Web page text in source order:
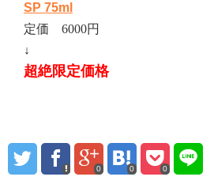
SP 75ml
定価 6000円
↓
超絶限定価格
0 0 0